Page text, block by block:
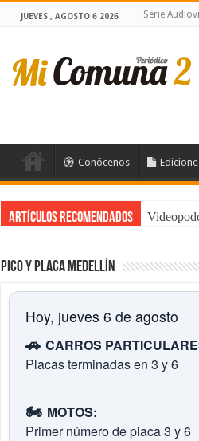
JUEVES , AGOSTO 6 2026 Serie
Conócenos
Artículos Recomendados
Pico y placa Medellín
Hoy, jueves 6 de agosto
🚗 CARROS
Placas terminadas en 3 y 6
🏍️ MOTOS:
Primer número de placa 3 y 6